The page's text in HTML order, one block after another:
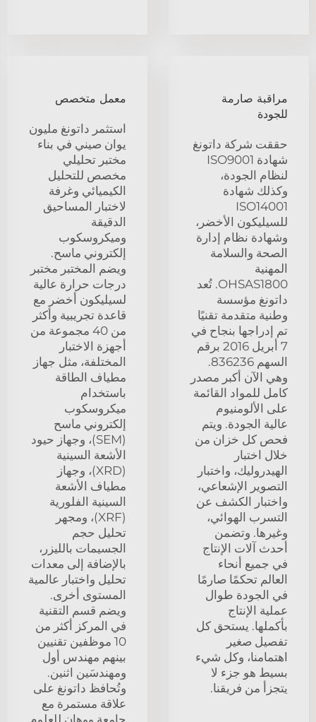
مراقبة صارمة
للجودة
حققت شركة داتونغ
شهادة ISO9001
لنظام الجودة،
وكذلك شهادة
ISO14001
للسيليكون الأخضر،
وشهادة نظام إدارة
الصحة والسلامة
المهنية
OHSAS1800. تُعد
داتونغ مؤسسة
وطنية متقدمة تقنيًا
تم إدراجها بنجاح في
7 أبريل 2016 برقم
السهم 836236.
وهي الآن أكبر مصدر
كامل للمواد القائمة
على الألومنيوم
عالية الجودة. ويتم
فحص كل خزان من
خلال اختبار
الهيدروليك، واختبار
التصوير الإشعاعي،
واختبار الكشف عن
التسرب الهوائي،
وغيرها. وتضمن
أحدث آلات الإنتاج
في جميع أنحاء
العالم تحكمًا صارمًا
في الجودة طوال
عملية الإنتاج
بأكملها. يستحق كل
تفصيل صغير
اهتمامنا، وكل شيء
بسيط هو جزء لا
يتجزأ من فريقنا.
معمل متخصص
استثمر داتونغ مليون
يوان صيني في بناء
مختبر تحليلي
مخصص للتحليل
الكيميائي وغرفة
لاختبار المساحيق
الدقيقة
وميكروسكوب
إلكتروني ماسح.
ويضم المختبر مختبر
درجات حرارة عالية
لسيليكون أخضر مع
قاعدة تجريبية وأكثر
من 40 مجموعة من
أجهزة الاختبار
المختلفة، مثل جهاز
مطياف الطاقة
باستخدام
ميكروسكوب
إلكتروني ماسح
(SEM)، وجهاز حيود
الأشعة السينية
(XRD)، وجهاز
مطياف الأشعة
السينية الفلورية
(XRF)، ومجهر
تحليل حجم
الجسيمات بالليزر،
بالإضافة إلى معدات
تحليل واختبار عالمية
المستوى أخرى.
ويضم قسم التقنية
في المركز أكثر من
10 موظفين تقنيين
بينهم مهندس أول
ومهندسَين اثنين.
وتُحافظ داتونغ على
علاقة مستمرة مع